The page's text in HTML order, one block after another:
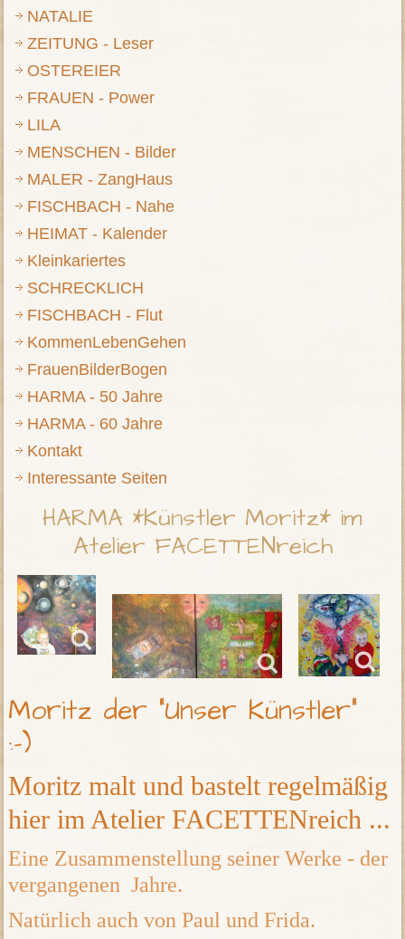
NATALIE
ZEITUNG - Leser
OSTEREIER
FRAUEN - Power
LILA
MENSCHEN - Bilder
MALER - ZangHaus
FISCHBACH - Nahe
HEIMAT - Kalender
Kleinkariertes
SCHRECKLICH
FISCHBACH - Flut
KommenLebenGehen
FrauenBilderBogen
HARMA - 50 Jahre
HARMA - 60 Jahre
Kontakt
Interessante Seiten
HARMA *Künstler Moritz* im
Atelier FACETTENreich
Moritz der "Unser Künstler"
:-)
Moritz malt und bastelt regelmäßig
hier im Atelier FACETTENreich ...
Eine Zusammenstellung seiner Werke - der
vergangenen Jahre.
Natürlich auch von Paul und Frida.